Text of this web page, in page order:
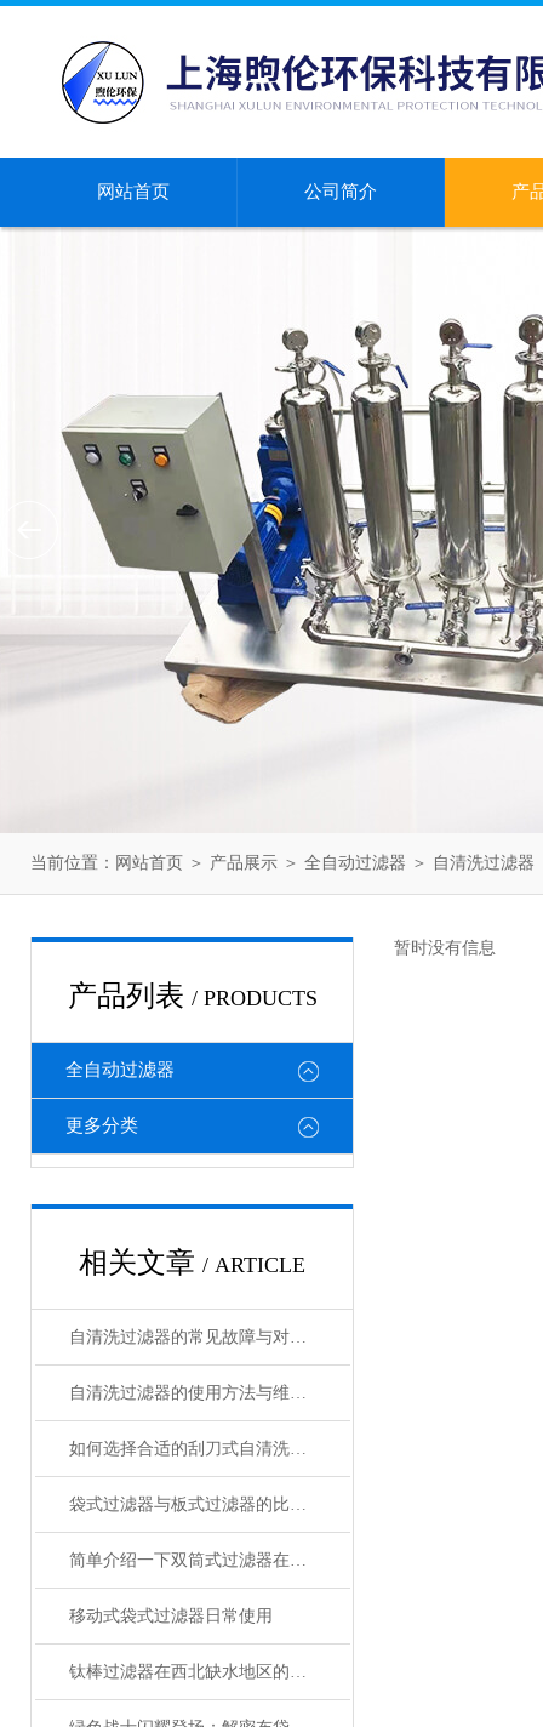
网站首页 公司简介 产
当前位置： 网站首页 ＞ 产品展示 ＞ 全自动过滤器 ＞ 自清洗过滤器
产品列表 / PRODUCTS
全自动过滤器
更多分类
相关文章 / ARTICLE
自清洗过滤器的常见故障与对应解决方法
自清洗过滤器的使用方法与维护保养
如何选择合适的刮刀式自清洗过滤器？
袋式过滤器与板式过滤器的比较和应用
简单介绍一下双筒式过滤器在其他领域的应用
移动式袋式过滤器日常使用
钛棒过滤器在西北缺水地区的普及刻不容缓
暂时没有信息